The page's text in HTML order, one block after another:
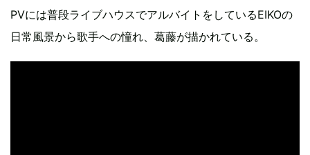
PVには普段ライブハウスでアルバイトをしているEIKOの
日常風景から歌手への憧れ、葛藤が描かれている。